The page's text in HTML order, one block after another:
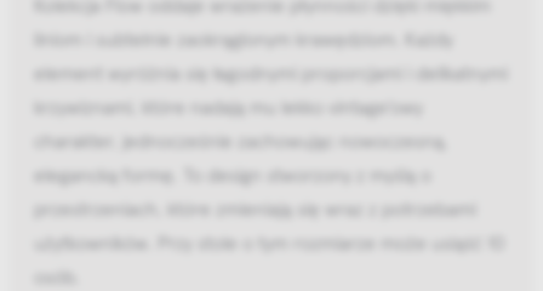
liniom i subtelnie zaokrąglonym krawędziom. Każdy
element wyróżnia się łagodnymi proporcjami i delikatnymi
krzywiznami, które nadają mu lekko vintage’owy
charakter, jednocześnie zachowując nowoczesną,
elegancką formę. To design stworzony z myślą o
przestrzeniach, które zmieniają się wraz z potrzebami
użytkowników. Przy stole o tym rozmiarze może usiąść 10
osób.